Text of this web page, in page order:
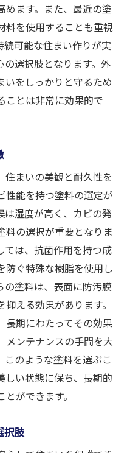
めます。また、最近の塗
料を使用することも重視
続可能な住まい作りが実
選択肢となります。外
いをしっかりと守るため
ことは非常に効果的で
住まいの美観と耐久性を
性能を持つ塗料の選定が
は湿度が高く、カビの発
料の選択が重要となりま
ては、抗菌作用を持つ成
防ぐ特殊な樹脂を使用し
の塗料は、表面に防汚膜
える効果があります。
長期にわたってその効果
メンテナンスの手間を大
このような塗料を選ぶこ
しい状態に保ち、長期的
ができます。
択肢